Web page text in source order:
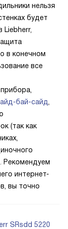
нельзя
будет
Liebherr,
в конечном
все
бай-сайд
(так как
Рекомендуем
интернет-
вы точно
SRsdd 5220